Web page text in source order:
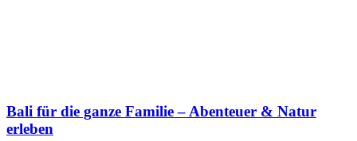
Bali für die ganze Familie – Abenteuer & Natur
erleben